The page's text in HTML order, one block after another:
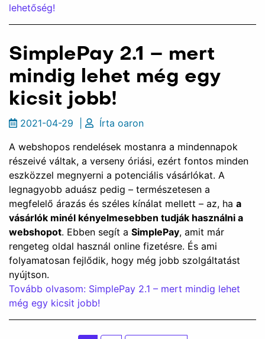
lehetőség!
SimplePay 2.1 – mert
mindig lehet még egy
kicsit jobb!
2021-04-29 Írta oaron
A webshopos rendelések mostanra a mindennapok
részeivé váltak, a verseny óriási, ezért fontos minden
eszközzel megnyerni a potenciális vásárlókat. A
legnagyobb aduász pedig – természetesen a
megfelelő árazás és széles kínálat mellett – az, ha a
vásárlók minél kényelmesebben tudják használni a
webshopot. Ebben segít a SimplePay, amit már
rengeteg oldal használ online fizetésre. És ami
folyamatosan fejlődik, hogy még jobb szolgáltatást
nyújtson.
Tovább olvasom: SimplePay 2.1 – mert mindig lehet
még egy kicsit jobb!